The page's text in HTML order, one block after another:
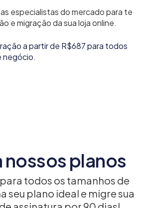
especialistas do mercado para te
e migração da sua loja online.
a partir de R$687 para todos
negócio.
planos
todos os tamanhos de
seu plano ideal e migre sua